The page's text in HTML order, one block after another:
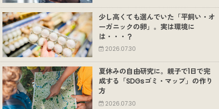
少し高くても選んでいた「平飼い・オ
ーガニックの卵」。実は環境に
は・・・？
2026.07.30
夏休みの自由研究に。親子で1日で完
成する「SDGsゴミ・マップ」の作り
方
2026.07.30